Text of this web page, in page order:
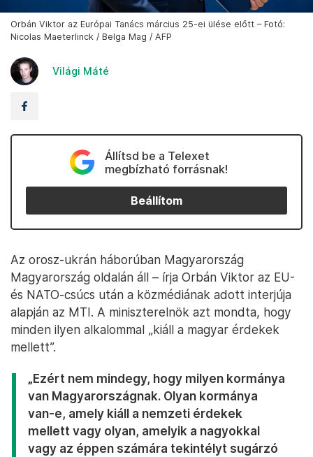
Orbán Viktor az Európai Tanács március 25-ei ülése előtt – Fotó:
Nicolas Maeterlinck / Belga Mag / AFP
Világi Máté
Állítsd be a Telexet
megbízható forrásnak!
Beállítom
Az orosz-ukrán háborúban Magyarország
Magyarország oldalán áll – írja Orbán Viktor az EU-
és NATO-csúcs után a közmédiának adott interjúja
alapján az MTI. A miniszterelnök azt mondta, hogy
minden ilyen alkalommal „kiáll a magyar érdekek
mellett”.
„Ezért nem mindegy, hogy milyen kormánya
van Magyarországnak. Olyan kormánya
van-e, amely kiáll a nemzeti érdekek
mellett vagy olyan, amelyik a nagyokkal
vagy az éppen számára tekintélyt sugárzó